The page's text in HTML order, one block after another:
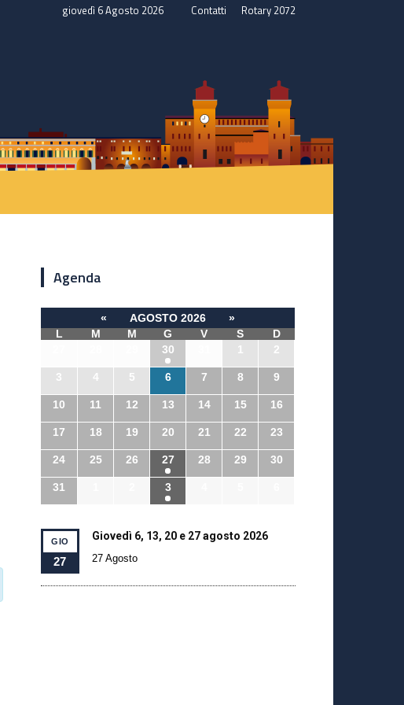
giovedì 6 Agosto 2026 Contatti Rotary 2072
Agenda
« AGOSTO 2026
»
L
M M G V S
D
30 1 2
3 4 5 6 7 8 9
10 11 12 13 14 15 16
17 18 19 20 21 22 23
24 25 26 27 28 29 30
31 3
GIO
27
Giovedì 6, 13, 20 e 27 agosto 2026
27 Agosto